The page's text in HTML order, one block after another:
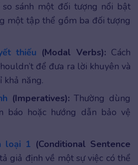
sánh một đối tượng nổi bật
một tập thể gồm ba đối tượng
thiếu (Modal Verbs): Cách
để đưa ra lời khuyên và
khả năng.
(Imperatives): Thường dùng
báo hoặc hướng dẫn bảo vệ
loại 1 (Conditional Sentence
giả định về một sự việc có thể